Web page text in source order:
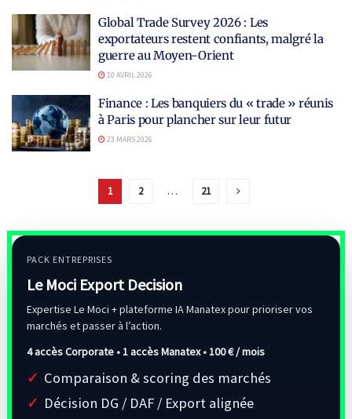
Global Trade Survey 2026 : Les
exportateurs restent confiants, malgré la
guerre au Moyen-Orient
10 AVRIL 2026
Finance : Les banquiers du « trade » réunis
à Paris pour plancher sur leur futur
23 MARS 2026
1 2 … 21
PACK ENTREPRISES
Le Moci Export Decision
Expertise Le Moci + plateforme IA Manatex pour prioriser vos
marchés et passer à l’action.
4 accès Corporate • 1 accès Manatex •100 € / mois
Comparaison & scoring des marchés
Décision DG / DAF / Export alignée